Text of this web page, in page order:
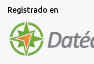
Registrado en